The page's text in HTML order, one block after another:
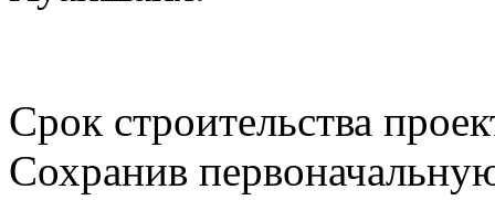
Срок строительства
Сохранив